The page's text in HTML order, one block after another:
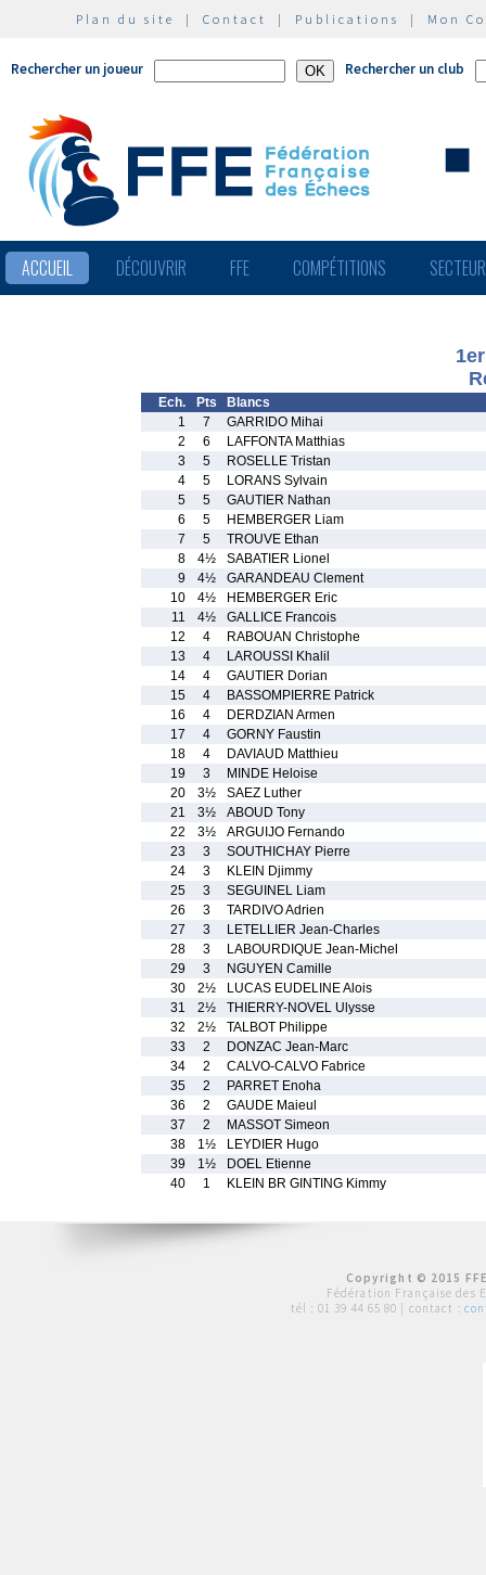
Plan du site | Contact | Publications | Mon
Rechercher un joueur Rechercher un club
ACCUEIL DÉCOUVRIR FFE COMPÉTITIONS
Ech. Pts
Blancs
1
7
GARRIDO Mihai
2
6
LAFFONTA Matthias
3
5
ROSELLE Tristan
4
5
LORANS Sylvain
5
5
GAUTIER Nathan
6
5
HEMBERGER Liam
7
5
TROUVE Ethan
8
4½
SABATIER Lionel
9
4½
GARANDEAU Clement
10
4½
HEMBERGER Eric
11
4½
GALLICE Francois
12
4
RABOUAN Christophe
13
4
LAROUSSI Khalil
14
4
GAUTIER Dorian
15
4
BASSOMPIERRE Patrick
16
4
DERDZIAN Armen
17
4
GORNY Faustin
18
4
DAVIAUD Matthieu
19
3
MINDE Heloise
20
3½
SAEZ Luther
21
3½
ABOUD Tony
22
3½
ARGUIJO Fernando
23
3
SOUTHICHAY Pierre
24
3
KLEIN Djimmy
25
3
SEGUINEL Liam
26
3
TARDIVO Adrien
27
3
LETELLIER Jean-Charles
28
3
LABOURDIQUE Jean-Michel
29
3
NGUYEN Camille
30
2½
LUCAS EUDELINE Alois
31
2½
THIERRY-NOVEL Ulysse
32
2½
TALBOT Philippe
33
2
DONZAC Jean-Marc
34
2
CALVO-CALVO Fabrice
35
2
PARRET Enoha
36
2
GAUDE Maieul
37
2
MASSOT Simeon
38
1½
LEYDIER Hugo
39
1½
DOEL Etienne
40
1 KLEIN BR GINTING Kimmy
Copyright © 2015
Fédération Française des
tél : 01 39 44 65 80 | contact :